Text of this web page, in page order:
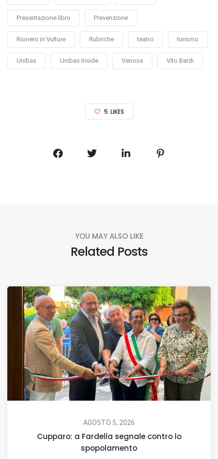
Presentazione libro Prevenzione
Rionero in Vulture Rubriche teatro turismo
Unibas Unibas Inside Venosa Vito Bardi
5 LIKES
YOU MAY ALSO LIKE
Related Posts
AGOSTO 5, 2026
Cupparo: a Fardella segnale contro lo
spopolamento